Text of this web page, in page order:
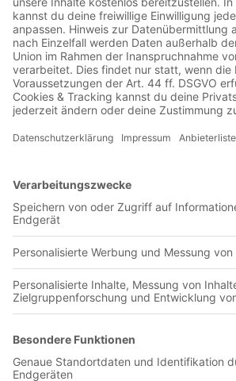
Unsere App ist in den offiziellen Stores
Jetzt herunterladen